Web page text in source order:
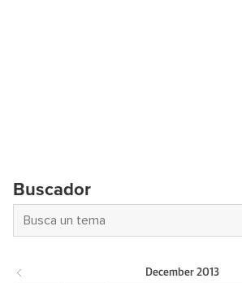
Buscador
December 2013